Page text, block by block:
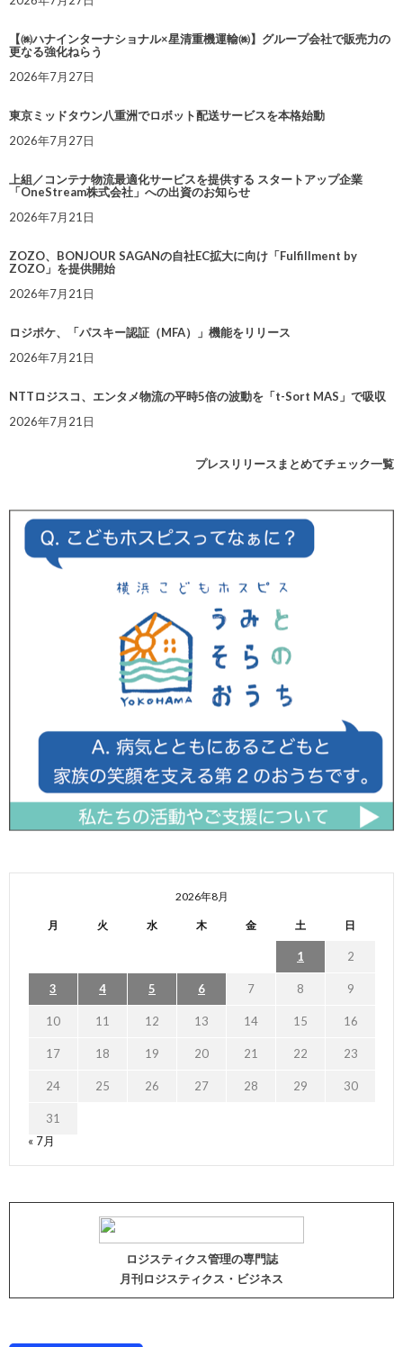
【㈱ハナインターナショナル×星清重機運輸㈱】グループ会社で販売力の
更なる強化ねらう
2026年7月27日
東京ミッドタウン八重洲でロボット配送サービスを本格始動
2026年7月27日
上組／コンテナ物流最適化サービスを提供する スタートアップ企業
「OneStream株式会社」への出資のお知らせ
2026年7月21日
ZOZO、BONJOUR SAGANの自社EC拡大に向け「Fulfillment by
ZOZO」を提供開始
2026年7月21日
ロジポケ、「パスキー認証（MFA）」機能をリリース
2026年7月21日
NTTロジスコ、エンタメ物流の平時5倍の波動を「t-Sort MAS」で吸収
2026年7月21日
プレスリリースまとめてチェック一覧
2026年8月
月 火 水 木 金 土 日
1 2
3 4 5 6 7 8 9
10 11 12 13 14 15 16
17 18 19 20 21 22 23
24 25 26 27 28 29 30
31
« 7月
ロジスティクス管理の専門誌
月刊ロジスティクス・ビジネス